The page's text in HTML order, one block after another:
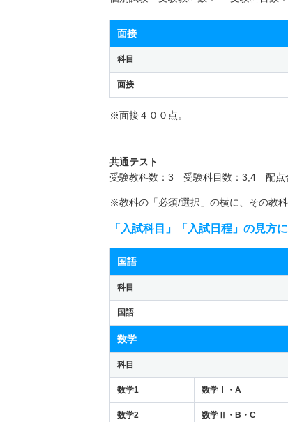
面接
科目
面接
※面接４００点。
共通テスト
受験教科数：3 受験科目数：3,4 配点
※教科の「必須/選択」の横に、その教
「入試科目」「入試日程」の見方
国語
科目
国語
数学
科目
数学1 数学Ⅰ・A
数学2 数学Ⅱ・B・C